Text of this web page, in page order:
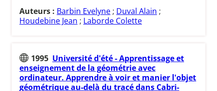
Auteurs : Barbin Evelyne ; Duval Alain ;
Houdebine Jean ; Laborde Colette
1995 Université d'été - Apprentissage et
enseignement de la géométrie avec
ordinateur. Apprendre à voir et manier l'objet
géométrique au-delà du tracé dans Cabri-